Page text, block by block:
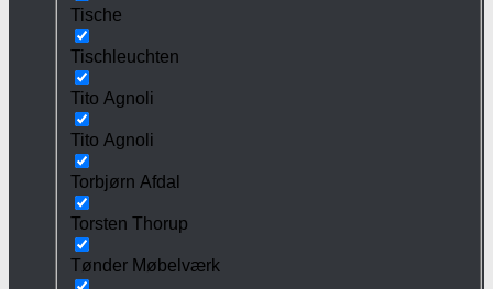
Tische
Tischleuchten
Tito Agnoli
Tito Agnoli
Torbjørn Afdal
Torsten Thorup
Tønder Møbelværk